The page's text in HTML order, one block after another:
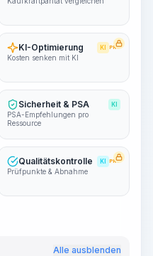
KI-Optimierung KI PRO
Kosten senken mit KI
Sicherheit & PSA KI
PSA-Empfehlungen pro
Ressource
Qualitätskontrolle KI PRO
Prüfpunkte & Abnahme
Alle ausblenden